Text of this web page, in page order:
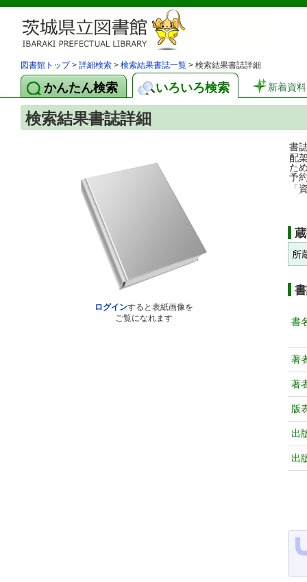
図書館トップ> 詳細検索 > 検索結果書誌一覧 > 検索結果書誌詳細
かんたん検索 いろいろ検索 新着資料
検索結果書誌詳細
ログインすると表紙画像を
ご覧になれます
書
配
た
予
「
所
書
著
著
版
出
出